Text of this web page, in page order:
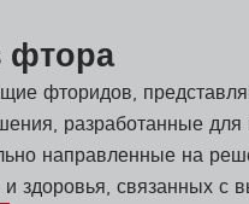
фтора
фторидов,
разработанные для
направленные на
здоровья, связанных с